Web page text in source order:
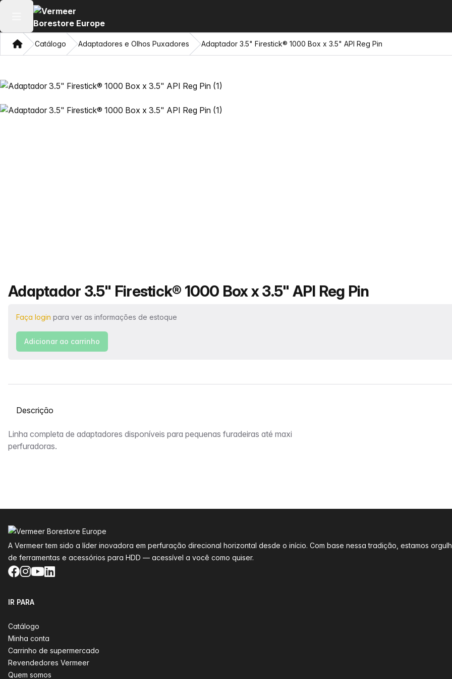
Abrir menu principal
CasaCatálogo Adaptadores e Olhos Puxadores Adaptador 3.5" Firestick® 1000 Box x 3.5" API Reg Pin
Nome do produto
Adaptador 3.5" Firestick® 1000 Box x 3.5" API Reg Pin
Faça login para ver as informações de estoque
Adicionar ao carrinho
Selecione uma guia
Descrição
Linha completa de adaptadores disponíveis para pequenas furadeiras até maxi
perfuradoras.
A Vermeer tem sido a líder inovadora em perfuração direcional horizontal desde o início. Com base nessa tradição, estamos
de ferramentas e acessórios para HDD — acessível a você como quiser.
Facebook
Instagram
YouTube
LinkedIn
IR PARA
Catálogo
Minha conta
Carrinho de supermercado
Revendedores Vermeer
Quem somos